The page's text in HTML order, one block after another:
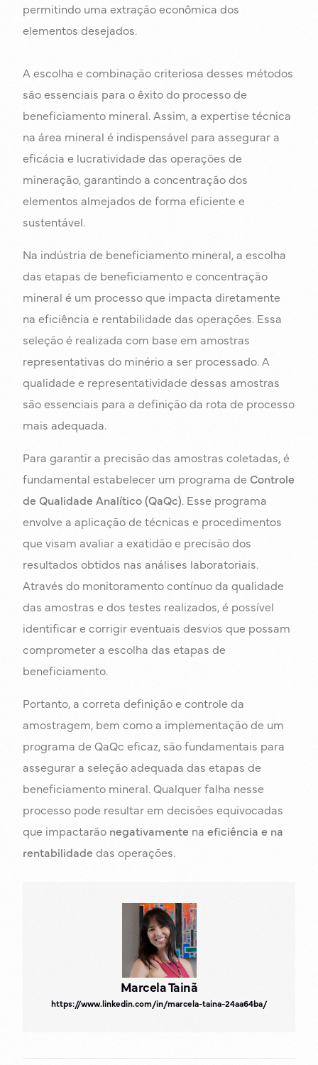
permitindo uma extração econômica dos
elementos desejados.
A escolha e combinação criteriosa desses métodos
são essenciais para o êxito do processo de
beneficiamento mineral. Assim, a expertise técnica
na área mineral é indispensável para assegurar a
eficácia e lucratividade das operações de
mineração, garantindo a concentração dos
elementos almejados de forma eficiente e
sustentável.
Na indústria de beneficiamento mineral, a escolha
das etapas de beneficiamento e concentração
mineral é um processo que impacta diretamente
na eficiência e rentabilidade das operações. Essa
seleção é realizada com base em amostras
representativas do minério a ser processado. A
qualidade e representatividade dessas amostras
são essenciais para a definição da rota de processo
mais adequada.
Para garantir a precisão das amostras coletadas, é
fundamental estabelecer um programa de Controle
de Qualidade Analítico (QaQc). Esse programa
envolve a aplicação de técnicas e procedimentos
que visam avaliar a exatidão e precisão dos
resultados obtidos nas análises laboratoriais.
Através do monitoramento contínuo da qualidade
das amostras e dos testes realizados, é possível
identificar e corrigir eventuais desvios que possam
comprometer a escolha das etapas de
beneficiamento.
Portanto, a correta definição e controle da
amostragem, bem como a implementação de um
programa de QaQc eficaz, são fundamentais para
assegurar a seleção adequada das etapas de
beneficiamento mineral. Qualquer falha nesse
processo pode resultar em decisões equivocadas
que impactarão negativamente naeficiência e na
rentabilidadedas operações.
Marcela Tainã
https://www.linkedin.com/in/marcela-taina-24aa64ba/